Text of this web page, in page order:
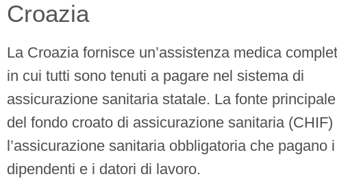
Croazia
La Croazia fornisce un’assistenza medica
in cui tutti sono tenuti a pagare nel sistema di
assicurazione sanitaria statale. La fonte principale
del fondo croato di assicurazione sanitaria (CHIF)
l’assicurazione sanitaria obbligatoria che pagano i
dipendenti e i datori di lavoro.